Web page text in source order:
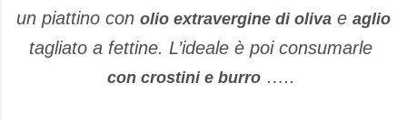
un piattino con olio extravergine di oliva e aglio
tagliato a fettine. L’ideale è poi consumarle
con crostini e burro…..